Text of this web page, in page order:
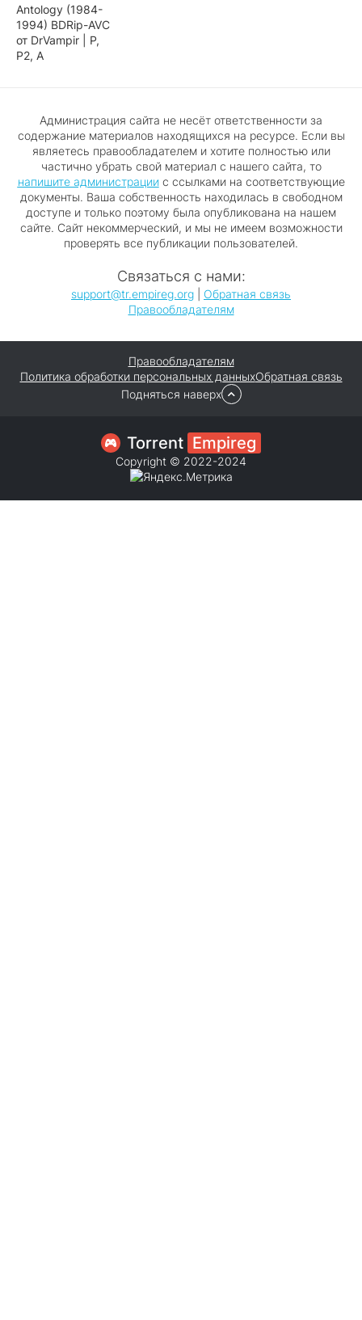
Antology (1984-
1994) BDRip-AVC
от DrVampir | Р,
P2, А
Администрация сайта не несёт ответственности за
содержание материалов находящихся на ресурсе. Если вы
являетесь правообладателем и хотите полностью или
частично убрать свой материал с нашего сайта, то
напишите администрациис ссылками на соответствующие
документы. Ваша собственность находилась в свободном
доступе и только поэтому была опубликована на нашем
сайте. Сайт некоммерческий, и мы не имеем возможности
проверять все публикации пользователей.
Связаться с нами:
support@tr.empireg.org
Обратная связь
Правообладателям
Правообладателям
Политика обработки персональных данныхОбратная связь
Подняться наверх
Torrent Empireg
Copyright © 2022-2024